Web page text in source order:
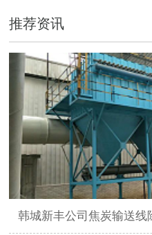
推荐资讯
韩城新丰公司焦炭输送线